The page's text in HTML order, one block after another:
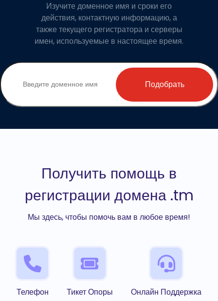
Изучите доменное имя и сроки его
действия, контактную информацию, а
также текущего регистратора и серверы
имен, используемые в настоящее время.
Подобрать
Получить помощь в
регистрации домена .tm
Мы здесь, чтобы помочь вам в любое время!
Телефон Тикет Опоры Онлайн Поддержка